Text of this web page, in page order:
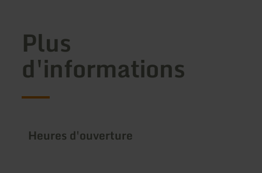
Plus
d'informations
Heures d'ouverture